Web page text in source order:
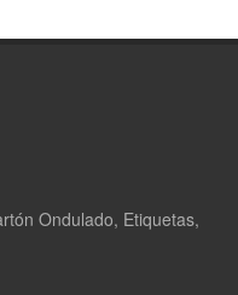
Ondulado, Etiquetas,